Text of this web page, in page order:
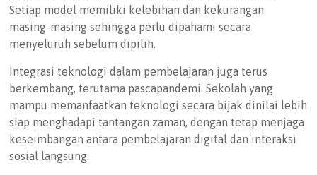
Setiap model memiliki kelebihan dan kekurangan
masing-masing sehingga perlu dipahami secara
menyeluruh sebelum dipilih.
Integrasi teknologi dalam pembelajaran juga terus
berkembang, terutama pascapandemi. Sekolah yang
mampu memanfaatkan teknologi secara bijak dinilai lebih
siap menghadapi tantangan zaman, dengan tetap menjaga
keseimbangan antara pembelajaran digital dan interaksi
sosial langsung.